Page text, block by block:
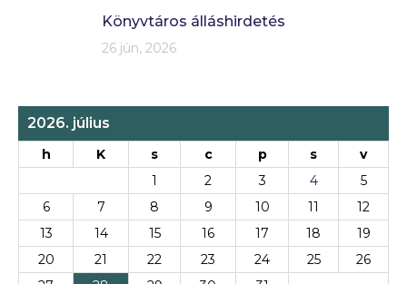
Könyvtáros álláshirdetés
26 jún, 2026
2026. július
h K s c p s
v
1
2 3 4
5
6
7 8 9 10 11
12
13
14 15 16 17 18
19
20
21 22 23 24 25
26